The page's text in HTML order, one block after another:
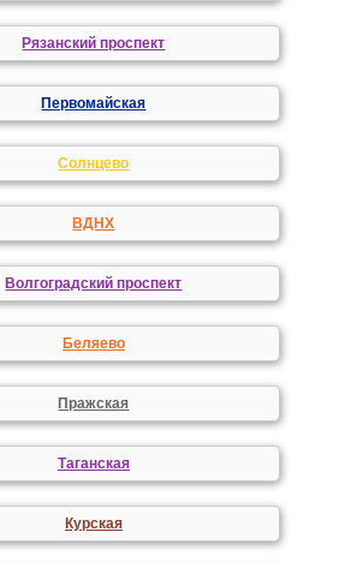
Рязанский проспект
Первомайская
Солнцево
ВДНХ
Волгоградский проспект
Беляево
Пражская
Таганская
Курская